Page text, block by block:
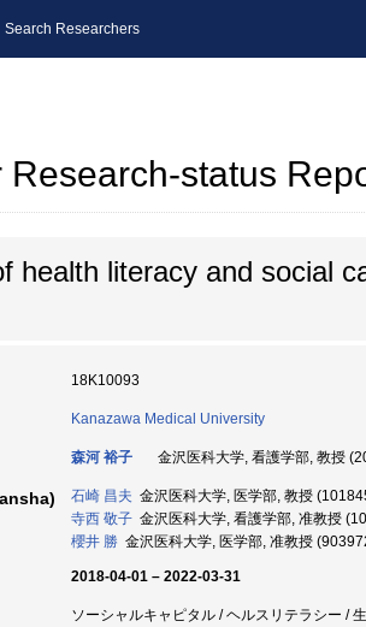
Search Researchers
Research-status
health literacy and social
18K10093
Kanazawa Medical University
森河 裕子 金沢医科大学, 看護学部, 教授
石崎 昌夫 金沢医科大学, 医学部, 教授
寺西 敬子 金沢医科大学, 看護学部, 准教授
櫻井 勝 金沢医科大学, 医学部, 准教授
2018-04-01 – 2022-03-31
ソーシャルキャピタル / ヘルスリテラシー /